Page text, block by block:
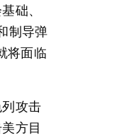
础、
制导弹
将面临
攻击
方目